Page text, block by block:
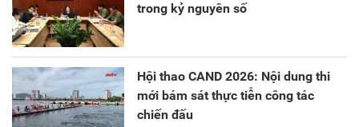
trong kỷ nguyên số
Hội thao CAND 2026: Nội dung thi
mới bám sát thực tiễn công tác
chiến đấu